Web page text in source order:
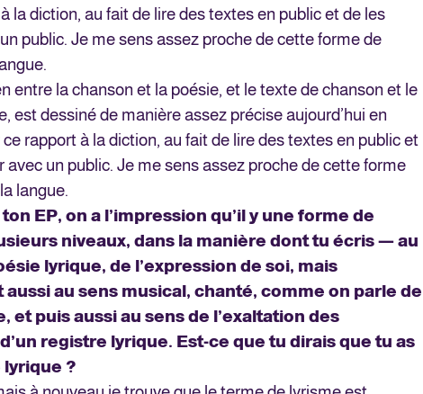
la diction, au fait de lire des textes en public et de les
public. Je me sens assez proche de cette forme de
entre la chanson et la poésie, et le texte de chanson et le
est dessiné de manière assez précise aujourd’hui en
rapport à la diction, au fait de lire des textes en public et
avec un public. Je me sens assez proche de cette forme
langue.
EP, on a l’impression qu’il y une forme de
niveaux, dans la manière dont tu écris — au
lyrique, de l’expression de soi, mais
au sens musical, chanté, comme on parle de
et puis aussi au sens de l’exaltation des
registre lyrique. Est-ce que tu dirais que tu as
?